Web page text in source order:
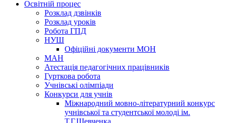
Освітній процес
Розклад дзвінків
Розклад уроків
Робота ГПД
НУШ
Офіційні документи МОН
МАН
Атестація педагогічних працівників
Гурткова робота
Учнівські олімпіади
Конкурси для учнів
Мiжнародний мовно-літературний конкурс
учнiвської та студентської молодi iм.
Т.Г.Шевченка